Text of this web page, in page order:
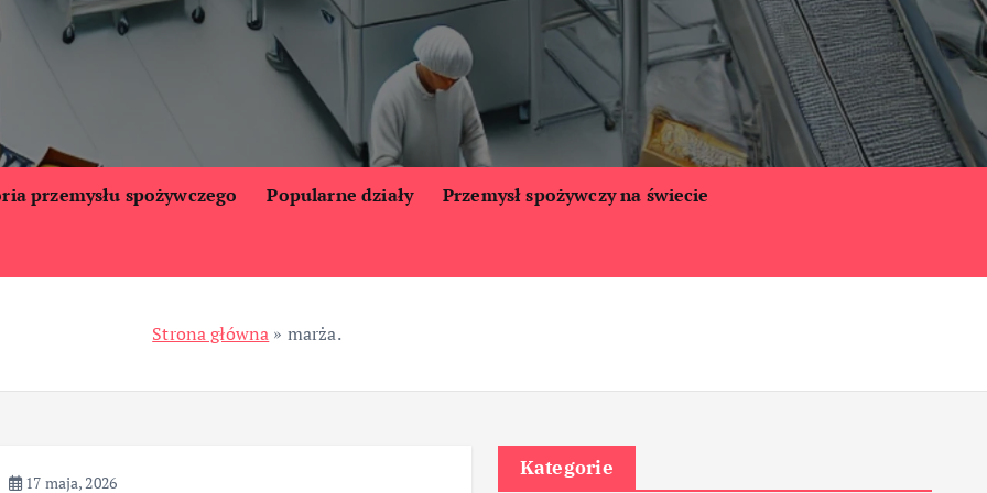
przemysłu spożywczego Popularne działy Przemysł spożywczy na świecie
Strona główna » marża.
17 maja, 2026
Kategorie